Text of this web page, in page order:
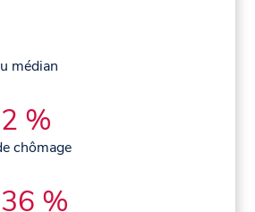
médian
%
chômage
%